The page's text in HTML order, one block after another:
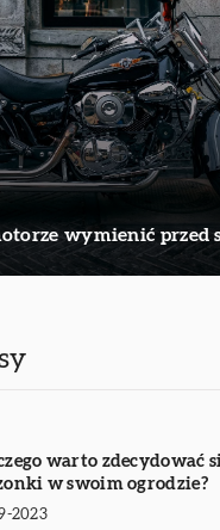
wymienić przed
warto zdecydować
w swoim ogrodzie?
2023